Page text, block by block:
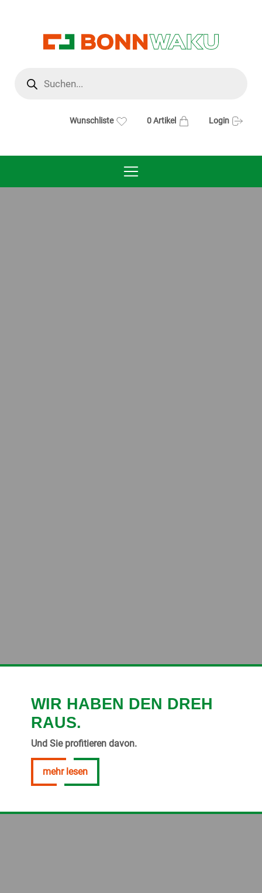
search
Wunschliste 0 Artikel Login
WIR HABEN DEN DREH
RAUS.
Und Sie profitieren davon.
mehr lesen